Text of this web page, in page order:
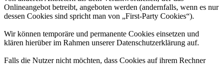
Onlineangebot betreibt, angeboten werden (andernfalls, wenn es nur
dessen Cookies sind spricht man von „First-Party Cookies“).
Wir können temporäre und permanente Cookies einsetzen und
klären hierüber im Rahmen unserer Datenschutzerklärung auf.
Falls die Nutzer nicht möchten, dass Cookies auf ihrem Rechner